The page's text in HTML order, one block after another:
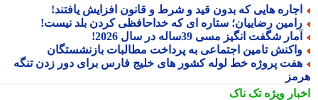
هایی که بدون قید و شرط و قانون افزایش یافتند!
رضاییان؛ ستاره ای که خداحافظی کردن بلد نیست!
شگفت انگیز مسی 39ساله در سال 2026!
تامین اجتماعی به پرداخت مطالبات بازنشستگان
پروژه خط لوله کشور های خلیج فارس برای دور زدن تنگه
ویژهتک ناک